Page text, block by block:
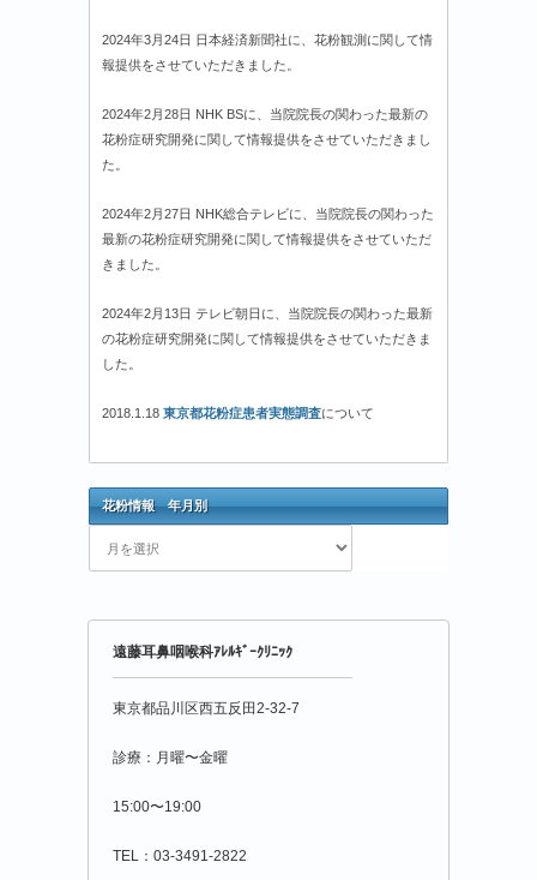
2024年3月24日 日本経済新聞社に、花粉観測に関して情
報提供をさせていただきました。
2024年2月28日 NHK BSに、当院院長の関わった最新の
花粉症研究開発に関して情報提供をさせていただきまし
た。
2024年2月27日 NHK総合テレビに、当院院長の関わった
最新の花粉症研究開発に関して情報提供をさせていただ
きました。
2024年2月13日 テレビ朝日に、当院院長の関わった最新
の花粉症研究開発に関して情報提供をさせていただきま
した。
2018.1.18 東京都花粉症患者実態調査について
花粉情報 年月別
花
粉
遠藤耳鼻咽喉科ｱﾚﾙｷﾞｰｸﾘﾆｯｸ
東京都品川区西五反田2-32-7
診療：月曜〜金曜
15:00〜19:00
TEL：03-3491-2822